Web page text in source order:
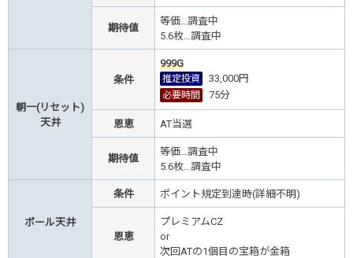
期待値
等価…調査中
5.6枚…調査中
朝一(リセット)
天井
条件
999G
推定投資 33,000円
必要時間 75分
恩恵 AT当選
期待値
等価…調査中
5.6枚 …調査中
ボール天井
条件 ポイント規定到達時(詳細不明)
恩恵
プレミアムCZ
or
次回ATの1個目の宝箱が金箱